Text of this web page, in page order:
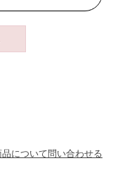
品について問い合わせる